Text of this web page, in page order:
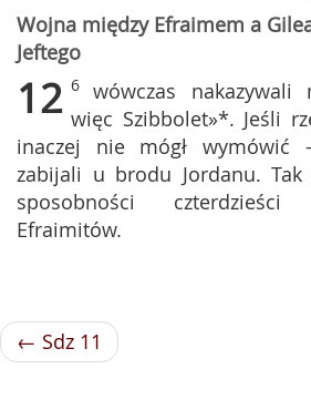
Wojna między Efraimem a
Jeftego
12 6wówczas nakazywali
więc Szibbolet»*. Jeśli
inaczej nie mógł
zabijali u brodu Jordanu. Tak
sposobności
Efraimitów.
← Sdz 11